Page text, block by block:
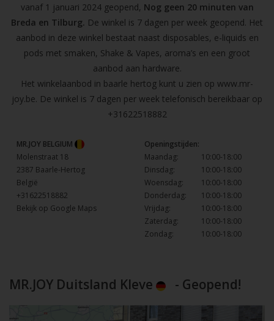
vanaf 1 januari 2024 geopend, Nog geen 20 minuten van
Breda en Tilburg. De winkel is 7 dagen per week geopend. Het
aanbod in deze winkel bestaat naast disposables, e-liquids en
pods met smaken, Shake & Vapes, aroma’s en een groot
aanbod aan hardware.
Het winkelaanbod in baarle hertog kunt u zien op www.mr-
joy.be. De winkel is 7 dagen per week telefonisch bereikbaar op
+31622518882
MR.JOY BELGIUM
Molenstraat 18
2387 Baarle-Hertog
België
+31622518882
Bekijk op Google Maps
Openingstijden:
Maandag:
10:00-18:00
Dinsdag:
10:00-18:00
Woensdag:
10:00-18:00
Donderdag:
10:00-18:00
Vrijdag:
10:00-18:00
Zaterdag:
10:00-18:00
Zondag:
10:00-18:00
MR.JOY Duitsland Kleve - Geopend!